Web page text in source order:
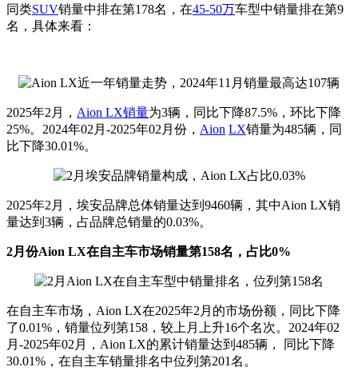
同类SUV销量中排在第178名，在45-50万车型中销量排在第9
名，具体来看：
2025年2月， Aion LX销量为3辆，同比下降87.5%，环比下降
25%。2024年02月-2025年02月份， Aion LX销量为485辆，同
比下降30.01%。
2025年2月，埃安品牌总体销量达到9460辆，其中Aion LX销
量达到3辆，占品牌总销量的0.03%。
2月份Aion LX在自主车市场销量第158名，占比0%
在自主车市场，Aion LX在2025年2月的市场份额，同比下降
了0.01%，销量位列第158，较上月上升16个名次。2024年02
月-2025年02月，Aion LX的累计销量达到485辆， 同比下降
30.01%，在自主车销量排名中位列第201名。